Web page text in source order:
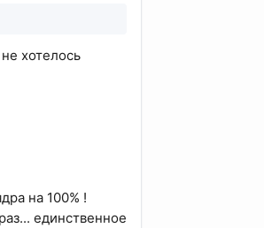
хотелось
на 100% !
единственное